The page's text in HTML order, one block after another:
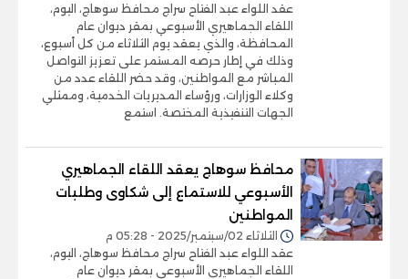
عقد اللواء عبد الفتاح سراج محافظ سوهاج، اليوم،
اللقاء الجماهيري الأسبوعي بمقر ديوان عام
المحافظة، والذي يعقد يوم الثلاثاء من كل أسبوع،
وذلك في إطار حرصه المستمر على تعزيز التواصل
المباشر مع المواطنين، وقد حضر اللقاء عدد من
وكلاء الوزارات، ورؤساء المديريات الخدمية، وممثلي
الجهات التنفيذية المختصة. استمع
محافظ سوهاج يعقد اللقاء الجماهيري
الأسبوعي للاستماع إلى شكاوى وطلبات
المواطنين
الثلاثاء 02/سبتمبر/2025 - 05:28 م
عقد اللواء عبد الفتاح سراج محافظ سوهاج، اليوم،
اللقاء الجماهيري الأسبوعي بمقر ديوان عام